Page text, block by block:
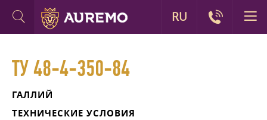
ТУ 48-4-350-84
ГАЛЛИЙ
ТЕХНИЧЕСКИЕ УСЛОВИЯ
RU